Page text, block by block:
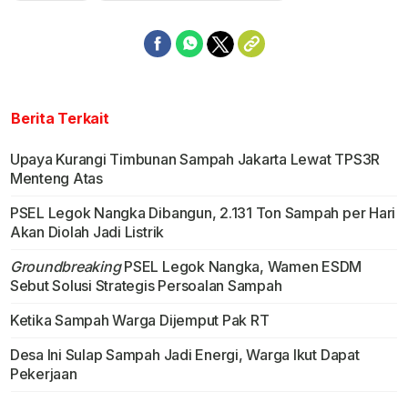
Berita Terkait
Upaya Kurangi Timbunan Sampah Jakarta Lewat TPS3R
Menteng Atas
PSEL Legok Nangka Dibangun, 2.131 Ton Sampah per Hari
Akan Diolah Jadi Listrik
GroundbreakingPSEL Legok Nangka, Wamen ESDM
Sebut Solusi Strategis Persoalan Sampah
Ketika Sampah Warga Dijemput Pak RT
Desa Ini Sulap Sampah Jadi Energi, Warga Ikut Dapat
Pekerjaan